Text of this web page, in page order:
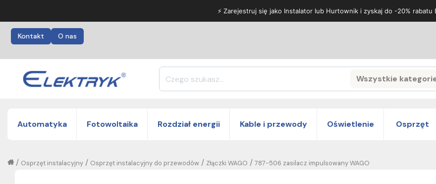
⚡ Zarejestruj się jako Instalator lub Hurtownik i zyskaj do -20% rabatu
Kontakt O nas
Wszystkie
Search
Automatyka Fotowoltaika Rozdział energii Kable i przewody Oświetlenie Osprzęt
787-506 zasilacz impulsowany WAGO
/
Złączki WAGO
/
Osprzęt instalacyjny do przewodów
/
Osprzęt instalacyjny
/